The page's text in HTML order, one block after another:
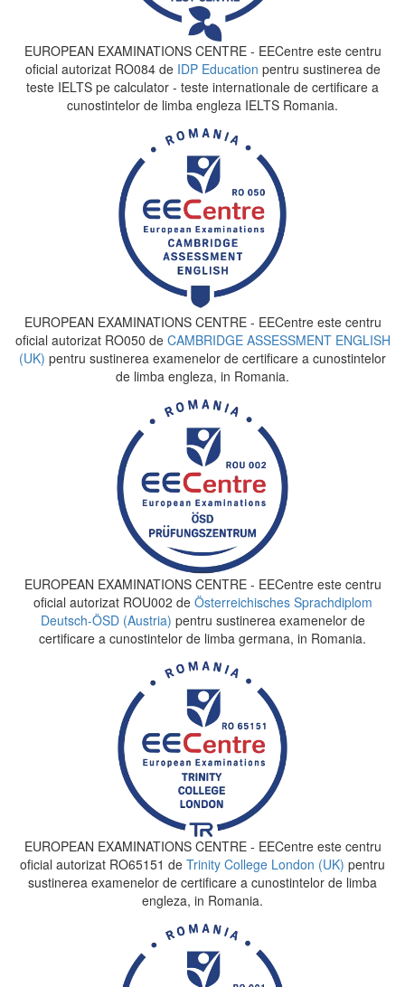
EUROPEAN EXAMINATIONS CENTRE - EECentre este centru
oficial autorizat RO084 de IDP Education pentru sustinerea de
teste IELTS pe calculator - teste internationale de certificare a
cunostintelor de limba engleza IELTS Romania.
EUROPEAN EXAMINATIONS CENTRE - EECentre este centru
oficial autorizat RO050 de CAMBRIDGE ASSESSMENT ENGLISH
(UK) pentru sustinerea examenelor de certificare a cunostintelor
de limba engleza, in Romania.
EUROPEAN EXAMINATIONS CENTRE - EECentre este centru
oficial autorizat ROU002 deÖsterreichisches Sprachdiplom
Deutsch-ÖSD (Austria) pentru sustinerea examenelor de
certificare a cunostintelor de limba germana, in Romania.
EUROPEAN EXAMINATIONS CENTRE - EECentre este centru
oficial autorizat RO65151 de Trinity College London (UK) pentru
sustinerea examenelor de certificare a cunostintelor de limba
engleza, in Romania.